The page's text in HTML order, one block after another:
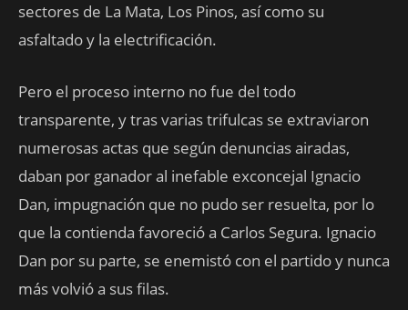
sectores de La Mata, Los Pinos, así como su
asfaltado y la electrificación.
Pero el proceso interno no fue del todo
transparente, y tras varias trifulcas se extraviaron
numerosas actas que según denuncias airadas,
daban por ganador al inefable exconcejal Ignacio
Dan, impugnación que no pudo ser resuelta, por lo
que la contienda favoreció a Carlos Segura. Ignacio
Dan por su parte, se enemistó con el partido y nunca
más volvió a sus filas.